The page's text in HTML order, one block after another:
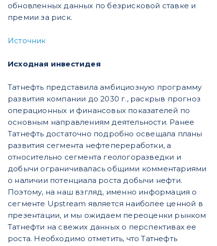
обновленных данных по безрисковой ставке и
премии за риск.
Источник
Исходная инвестидея
Татнефть представила амбициозную программу
развития компании до 2030 г., раскрыв прогноз
операционных и финансовых показателей по
основным направлениям деятельности. Ранее
Татнефть достаточно подробно освещала планы
развития сегмента нефтепереработки, а
относительно сегмента геологоразведки и
добычи ограничивалась общими комментариями
о наличии потенциала роста добычи нефти.
Поэтому, на наш взгляд, именно информация о
сегменте Upstream является наиболее ценной в
презентации, и мы ожидаем переоценки рынком
Татнефти на свежих данных о перспективах ее
роста. Необходимо отметить, что Татнефть